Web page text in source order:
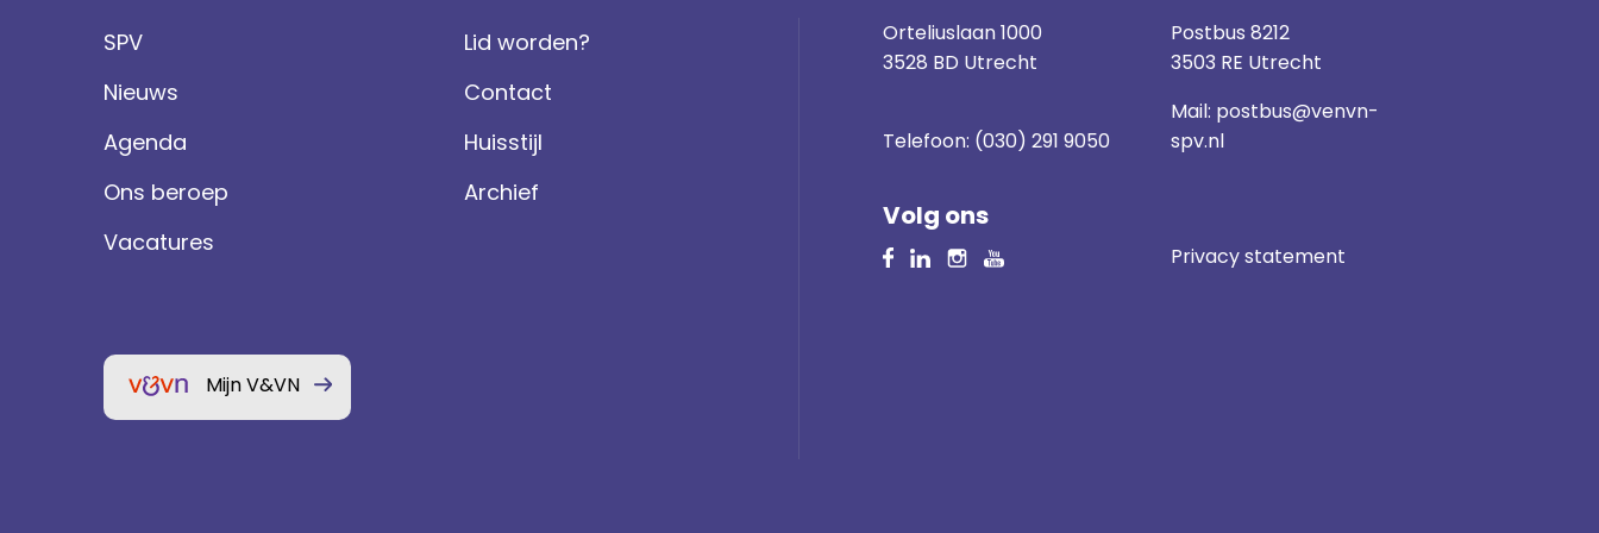
SPV
Nieuws
Agenda
Ons beroep
Vacatures
Lid worden?
Contact
Huisstijl
Archief
Mijn V&VN
Orteliuslaan 1000
3528 BD Utrecht
Postbus 8212
3503 RE Utrecht
Telefoon: (030) 291 9050
Mail: postbus@venvn-
spv.nl
Volg ons
Privacy statement